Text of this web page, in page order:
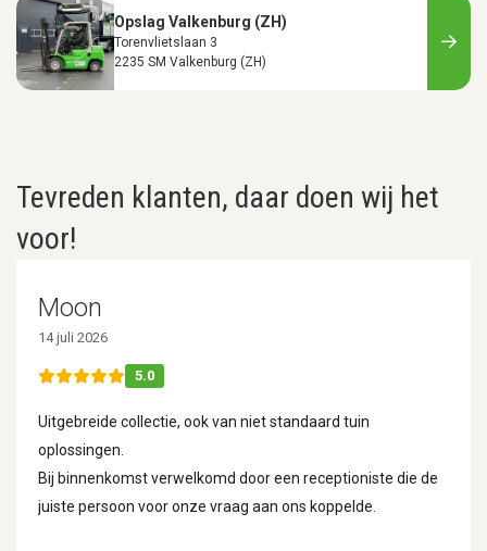
Opslag Valkenburg (ZH)
Torenvlietslaan 3
2235 SM Valkenburg (ZH)
Tevreden klanten, daar doen wij het
voor!
Moon
14 juli 2026
5.0
Uitgebreide collectie, ook van niet standaard tuin
oplossingen.
Bij binnenkomst verwelkomd door een receptioniste die de
juiste persoon voor onze vraag aan ons koppelde.